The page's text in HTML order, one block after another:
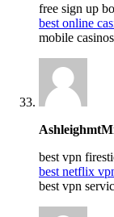
free sign up
best online
mobile casinos
best vpn
best netflix
best vpn